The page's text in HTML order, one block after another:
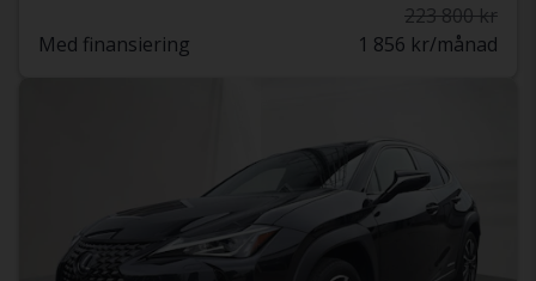
223 800 kr
Med finansiering
1 856 kr/månad